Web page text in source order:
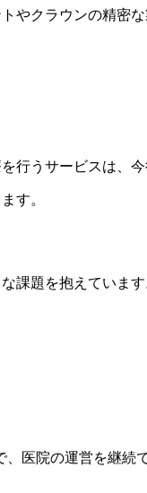
やクラウンの精密
行うサービスは、今
す。
課題を抱えています
医院の運営を継続で